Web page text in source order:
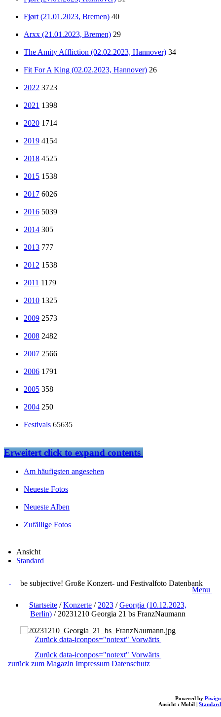
Fjørt (21.01.2023, Bremen) 40
Arxx (21.01.2023, Bremen) 29
The Amity Affliction (02.02.2023, Hannover) 34
Fit For A King (02.02.2023, Hannover) 26
2022 3723
2021 1398
2020 1714
2019 4154
2018 4525
2015 1538
2017 6026
2016 5039
2014 305
2013 777
2012 1538
2011 1179
2010 1325
2009 2573
2008 2482
2007 2566
2006 1791
2005 358
2004 250
Festivals 65635
Erweitertclick to expand contents
Am häufigsten angesehen
Neueste Fotos
Neueste Alben
Zufällige Fotos
Ansicht
Standard
be subjective! Große Konzert- und Festivalfoto Datenbank
Menu
Startseite /Konzerte / 2023 /Georgia (10.12.2023,
Berlin) / 20231210 Georgia 21 bs FranzNaumann
Zurück data-iconpos="notext" Vorwärts
Zurück data-iconpos="notext" Vorwärts
Powered by Piwigo
Ansicht : Mobil | Standard
zurück zum Magazin Impressum Datenschutz